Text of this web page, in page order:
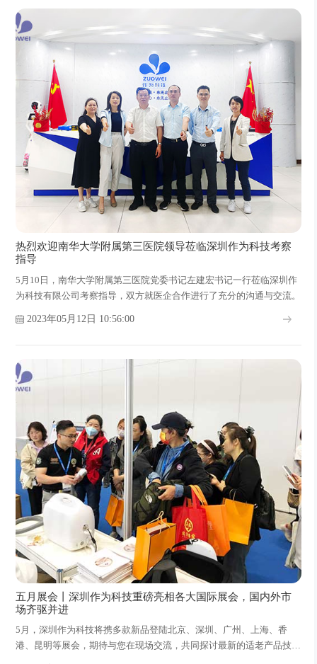
热烈欢迎南华大学附属第三医院领导莅临深圳作为科技考察
指导
5月10日，南华大学附属第三医院党委书记左建宏书记一行莅临深圳作
为科技有限公司考察指导，双方就医企合作进行了充分的沟通与交流。
2023年05月12日 10:56:00
五月展会丨深圳作为科技重磅亮相各大国际展会，国内外市
场齐驱并进
5月，深圳作为科技将携多款新品登陆北京、深圳、广州、上海、香
港、昆明等展会，期待与您在现场交流，共同探讨最新的适老产品技术